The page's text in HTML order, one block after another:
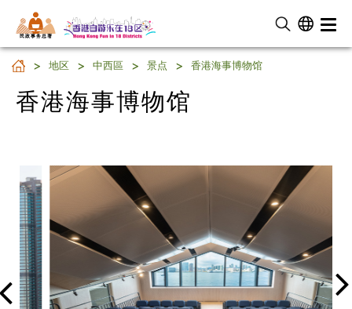
民 政 事 务 总 署
香港海事博物馆
地区 中西區 景点 香港海事博物馆
香港海事博物馆